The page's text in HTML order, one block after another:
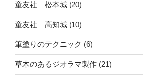
童友社 松本城 (20)
童友社 高知城 (10)
筆塗りのテクニック (6)
草木のあるジオラマ製作 (21)